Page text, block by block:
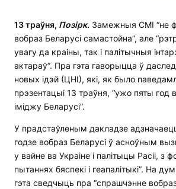
13 траўня, Позірк. Замежныя СМІ “не
вобраз Беларусі самастойна”, але
увагу да краіны, так і палітычныя
актараў”. Пра гэта гаворыцца ў
новых ідэй (ЦНІ), які, як было
прэзентацыі 13 траўня, “ужо пяты год
іміджу Беларусі”.
У прадстаўленым дакладзе
годзе вобраз Беларусі ў асноўным
у вайне ва Украіне і палітыцы Расіі, з
пытаннях бяспекі і геапалітыкі”. На
гэта сведчыць пра “спрашчэнне